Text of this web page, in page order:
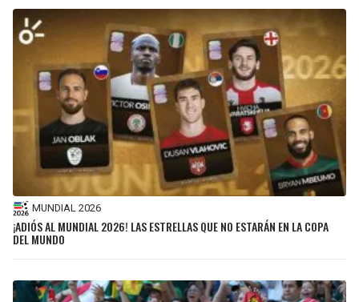
MUNDIAL 2026
¡ADIÓS AL MUNDIAL 2026! LAS ESTRELLAS QUE NO ESTARÁN EN LA COPA
DEL MUNDO